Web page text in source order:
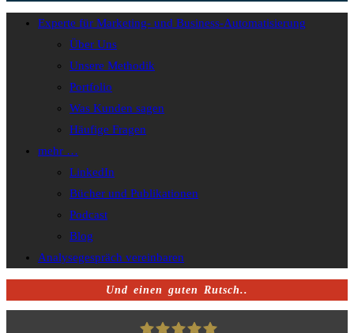
Experte für Marketing- und Business-Automatisierung
Über Uns
Unsere Methodik
Portfolio
Was Kunden sagen
Häufige Fragen
mehr …
LinkedIn
Bücher und Publikationen
Podcast
Blog
Analysegespräch vereinbaren
Und einen guten Rutsch..